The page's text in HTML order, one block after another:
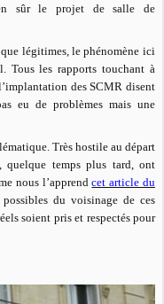
sûr le projet de salle de
légitimes, le phénomène ici
Tous les rapports touchant à
des SCMR disent
eu de problèmes mais une
Très hostile au départ
quelque temps plus tard, ont
nous l’apprendcet article du
du voisinage de ces
soient pris et respectés pour